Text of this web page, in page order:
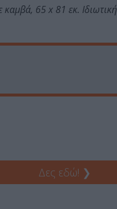
65 x 81 εκ. Ιδιωτική
Δες εδώ! ❯